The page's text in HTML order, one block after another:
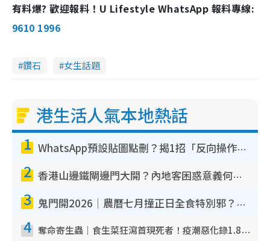
有料爆? 歡迎報料！U Lifestyle WhatsApp 報料專線:
9610 1996
鑽石 女生話題
港生活人氣本地熱話
1 WhatsApp預設貼圖點刪？揭1招「反向操作」還原簡潔介面 附3步實測教學
2 香港山邊鐵閘邊門大開？內地客困惑意義何在！網民神回覆：呢種叫法理性防禦
3 鬼門開2026｜農曆七月撞正日全食特別邪？專家警告切忌做一事！揭4大禁忌+2招保平安
4 奪命寄生蟲｜食生菜狂瀉首現死者！疫潮惡化錄1.8萬宗病例 揭洗菜3大謬誤